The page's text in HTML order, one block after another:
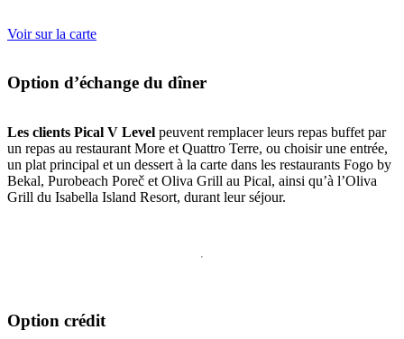
Voir sur la carte
Option d’échange du dîner
Les clients Pical V Level peuvent remplacer leurs repas buffet par
un repas au restaurant More et Quattro Terre, ou choisir une entrée,
un plat principal et un dessert à la carte dans les restaurants Fogo by
Bekal, Purobeach Poreč et Oliva Grill au Pical, ainsi qu’à l’Oliva
Grill du Isabella Island Resort, durant leur séjour.
Option crédit